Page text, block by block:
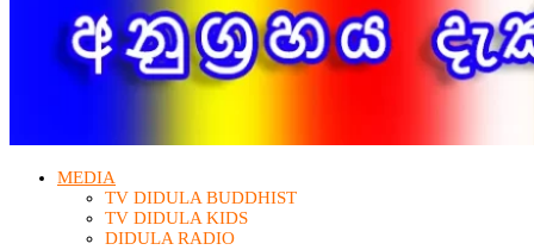
MEDIA
TV DIDULA BUDDHIST​
TV DIDULA KIDS
DIDULA RADIO